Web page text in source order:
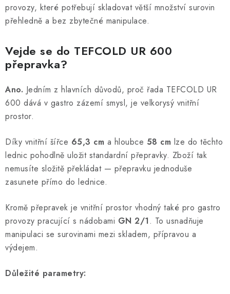
provozy, které potřebují skladovat větší množství surovin
přehledně a bez zbytečné manipulace.
Vejde se do TEFCOLD UR 600
přepravka?
Ano. Jedním z hlavních důvodů, proč řada TEFCOLD UR
600 dává v gastro zázemí smysl, je velkorysý vnitřní
prostor.
Díky vnitřní šířce 65,3 cm a hloubce 58 cm lze do těchto
lednic pohodlně uložit standardní přepravky. Zboží tak
nemusíte složitě překládat — přepravku jednoduše
zasunete přímo do lednice.
Kromě přepravek je vnitřní prostor vhodný také pro gastro
provozy pracující s nádobami GN 2/1 . To usnadňuje
manipulaci se surovinami mezi skladem, přípravou a
výdejem.
Důležité parametry: